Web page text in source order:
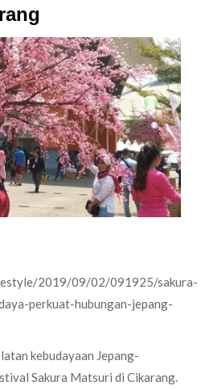
2019/09/02/091925/sakura-
perkuat-hubungan-jepang-
kebudayaan Jepang-
Sakura Matsuri di Cikarang.